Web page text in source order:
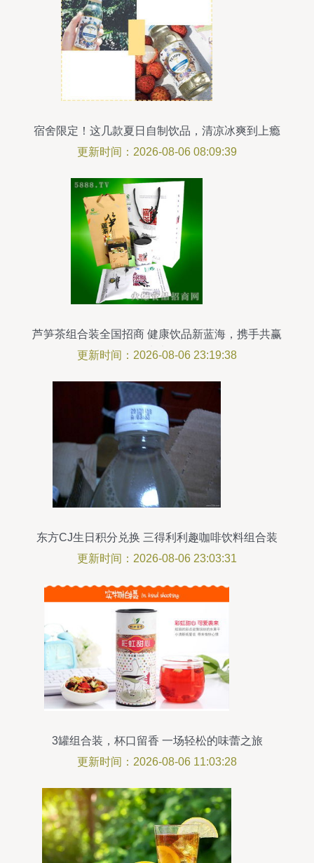
宿舍限定！这几款夏日自制饮品，清凉冰爽到上瘾
更新时间：2026-08-06 08:09:39
芦笋茶组合装全国招商 健康饮品新蓝海，携手共赢
未来
更新时间：2026-08-06 23:19:38
东方CJ生日积分兑换 三得利利趣咖啡饮料组合装
全攻略
更新时间：2026-08-06 23:03:31
3罐组合装，杯口留香 一场轻松的味蕾之旅
更新时间：2026-08-06 11:03:28